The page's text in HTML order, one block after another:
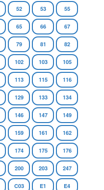
52 53 55
65 66 67
79 81 82
102 103 105
113 115 116
129 133 134
146 147 149
159 161 162
174 175 176
200 203 247
C03 E1 E4